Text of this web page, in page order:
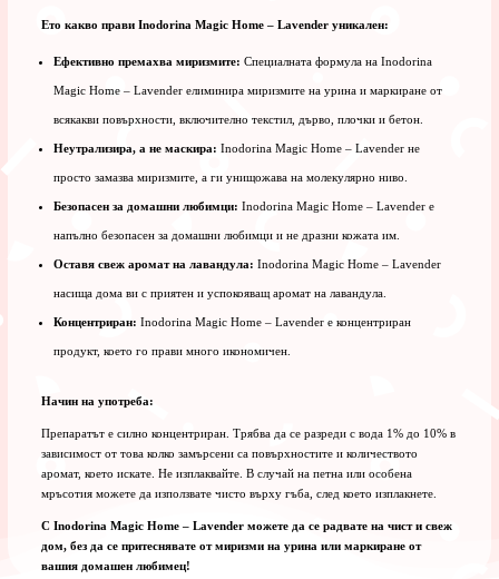
Ето какво прави Inodorina Magic Home – Lavender уникален:
Ефективно премахва миризмите: Специалната формула на Inodorina
Magic Home – Lavender елиминира миризмите на урина и маркиране от
всякакви повърхности, включително текстил, дърво, плочки и бетон.
Неутрализира, а не маскира: Inodorina Magic Home – Lavender не
просто замазва миризмите, а ги унищожава на молекулярно ниво.
Безопасен за домашни любимци: Inodorina Magic Home – Lavender е
напълно безопасен за домашни любимци и не дразни кожата им.
Оставя свеж аромат на лавандула: Inodorina Magic Home – Lavender
насища дома ви с приятен и успокояващ аромат на лавандула.
Концентриран: Inodorina Magic Home – Lavender е концентриран
продукт, което го прави много икономичен.
Начин на употреба:
Препаратът е силно концентриран. Трябва да се разреди с вода 1% до 10% в
зависимост от това колко замърсени са повърхностите и количеството
аромат, което искате. Не изплаквайте. В случай на петна или особена
мръсотия можете да използвате чисто върху гъба, след което изплакнете.
С Inodorina Magic Home – Lavender можете да се радвате на чист и свеж
дом, без да се притеснявате от миризми на урина или маркиране от
вашия домашен любимец!